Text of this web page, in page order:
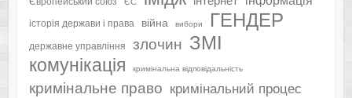
ЄС
історія держави і права війна вибори ГЕНДЕР
державне управління злочин ЗМІ
комунікація кримінальна відповідальність
кримінальне право кримінальний процес